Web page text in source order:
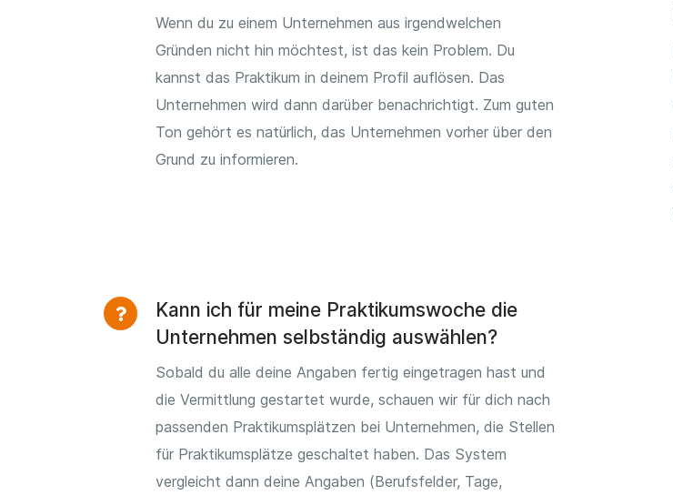
Wenn du zu einem Unternehmen aus irgendwelchen
Gründen nicht hin möchtest, ist das kein Problem. Du
kannst das Praktikum in deinem Profil auflösen. Das
Unternehmen wird dann darüber benachrichtigt. Zum guten
Ton gehört es natürlich, das Unternehmen vorher über den
Grund zu informieren.
Kann ich für meine Praktikumswoche die
Unternehmen selbständig auswählen?
Sobald du alle deine Angaben fertig eingetragen hast und
die Vermittlung gestartet wurde, schauen wir für dich nach
passenden Praktikumsplätzen bei Unternehmen, die Stellen
für Praktikumsplätze geschaltet haben. Das System
vergleicht dann deine Angaben (Berufsfelder, Tage,